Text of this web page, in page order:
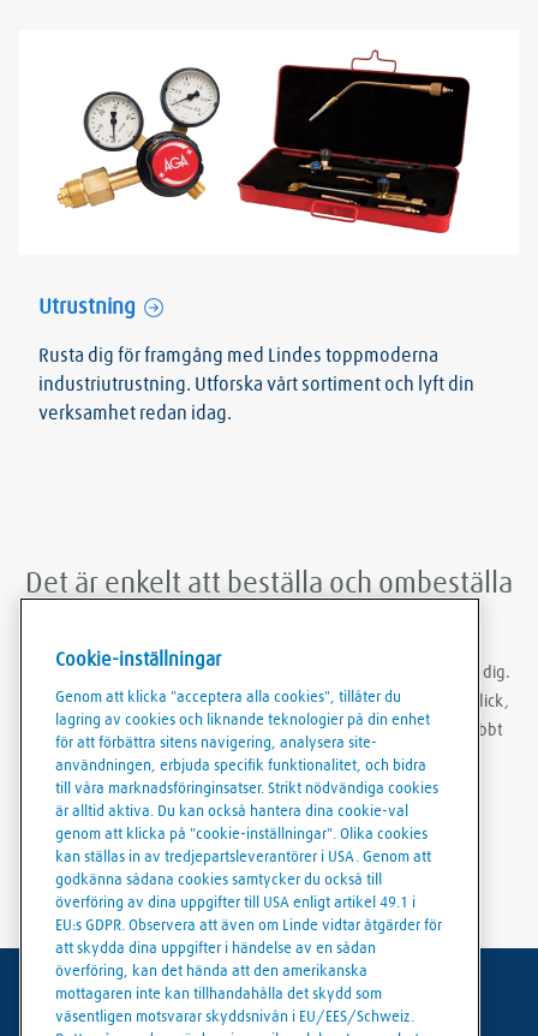
Utrustning
Rusta dig för framgång med Lindes toppmoderna
industriutrustning. Utforska vårt sortiment och lyft din
verksamhet redan idag.
Det är enkelt att beställa och ombeställa
Med Linde Shop-appen kan du beställa gas var du än befinner dig.
Du kan vara inloggad, göra ombeställningar med bara några klick,
skapa ordermallar och ladda ner fakturor och följesedlar snabbt
och smidigt.
Användarvillkor
Cookie-inställningar
Genom att klicka "acceptera alla cookies", tillåter du
lagring av cookies och liknande teknologier på din enhet
för att förbättra sitens navigering, analysera site-
användningen, erbjuda specifik funktionalitet, och bidra
till våra marknadsföringinsatser. Strikt nödvändiga cookies
är alltid aktiva. Du kan också hantera dina cookie-val
genom att klicka på "cookie-inställningar". Olika cookies
kan ställas in av tredjepartsleverantörer i USA. Genom att
godkänna sådana cookies samtycker du också till
överföring av dina uppgifter till USA enligt artikel 49.1 i
EU:s GDPR. Observera att även om Linde vidtar åtgärder för
att skydda dina uppgifter i händelse av en sådan
överföring, kan det hända att den amerikanska
mottagaren inte kan tillhandahålla det skydd som
väsentligen motsvarar skyddsnivån i EU/EES/Schweiz.